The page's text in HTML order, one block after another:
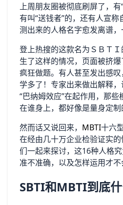
上周朋友圈被彻底刷屏了，有“
有叫“送钱者”的，还有人宣称
测出来的人格名字愈发离谱，
登上热搜的这款名为ＳＢＴ
生了这样的情况，页面被挤
疯狂做题。有人甚至发出感
学多了！专家出来做出解释
“巴纳姆效应”在起作用，那
在谁身上，都好像是量身定制
然而话又说回来， MBTI十六
在经由几十万企业检验证实
们一起来探讨，这16种人格究
准不准确，以及怎样运用才不
SBTI和MBTI到底